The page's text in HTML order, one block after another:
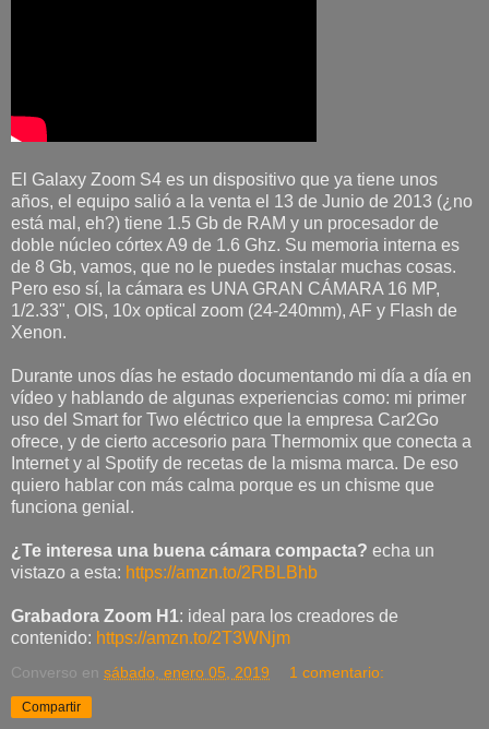
El Galaxy Zoom S4 es un dispositivo que ya tiene unos
años, el equipo salió a la venta el 13 de Junio de 2013 (¿no
está mal, eh?) tiene 1.5 Gb de RAM y un procesador de
doble núcleo córtex A9 de 1.6 Ghz. Su memoria interna es
de 8 Gb, vamos, que no le puedes instalar muchas cosas.
Pero eso sí, la cámara es UNA GRAN CÁMARA 16 MP,
1/2.33", OIS, 10x optical zoom (24-240mm), AF y Flash de
Xenon.
Durante unos días he estado documentando mi día a día en
vídeo y hablando de algunas experiencias como: mi primer
uso del Smart for Two eléctrico que la empresa Car2Go
ofrece, y de cierto accesorio para Thermomix que conecta a
Internet y al Spotify de recetas de la misma marca. De eso
quiero hablar con más calma porque es un chisme que
funciona genial.
¿Te interesa una buena cámara compacta? echa un
vistazo a esta: https://amzn.to/2RBLBhb
Grabadora Zoom H1: ideal para los creadores de
contenido: https://amzn.to/2T3WNjm
Converso en sábado, enero 05, 2019 1 comentario:
Compartir